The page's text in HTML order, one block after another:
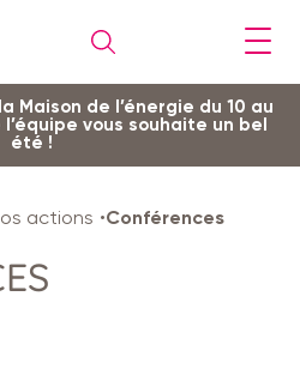
sur les cookies
Aller
à
la
Aller
au
pied
page
Aller
au
plan
Maison de l’énergie du 10 au
l’équipe vous souhaite un bel
été !
actions Conférences